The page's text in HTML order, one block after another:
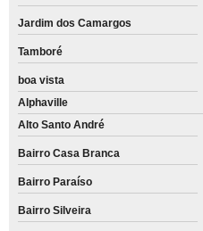
Jardim dos Camargos
Tamboré
boa vista
Alphaville
Alto Santo André
Bairro Casa Branca
Bairro Paraíso
Bairro Silveira